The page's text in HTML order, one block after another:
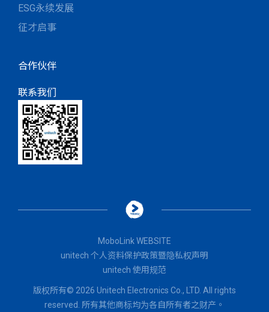
ESG永续发展
征才启事
合作伙伴
联系我们
MoboLink WEBSITE
unitech 个人资料保护政策暨隐私权声明
unitech 使用规范
版权所有© 2026 Unitech Electronics Co., LTD. All rights
reserved. 所有其他商标均为各自所有者之财产。